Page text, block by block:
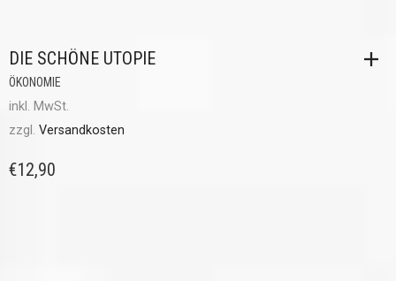
DIE SCHÖNE UTOPIE
ÖKONOMIE
inkl. MwSt.
zzgl. Versandkosten
€12,90